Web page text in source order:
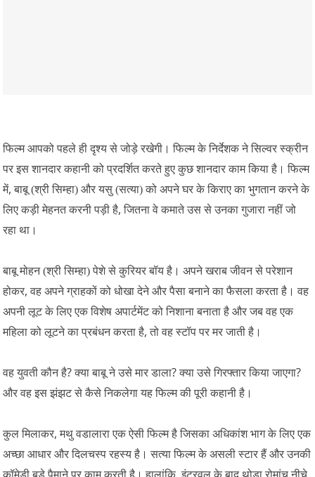
फिल्म आपको पहले ही दृश्य से जोड़े रखेगी। फिल्म के निर्देशक ने सिल्वर स्क्रीन
पर इस शानदार कहानी को प्रदर्शित करते हुए कुछ शानदार काम किया है। फिल्म
में,बाबू (श्री सिम्हा) और यसु (सत्या) को अपने घर के किराए का भुगतान करने के
लिए कड़ी मेहनत करनी पड़ी है,जितना वे कमाते उस से उनका गुजारा नहीं जो
रहा था।
बाबू मोहन (श्री सिम्हा) पेशे से कुरियर बॉय है। अपने खराब जीवन से परेशान
होकर,वह अपने ग्राहकों को धोखा देने और पैसा बनाने का फैसला करता है। वह
अपनी लूट के लिए एक विशेष अपार्टमेंट को निशाना बनाता है और जब वह एक
महिला को लूटने का प्रबंधन करता है,तो वह स्टॉप पर मर जाती है।
वह युवती कौन है?क्या बाबू ने उसे मार डाला?क्या उसे गिरफ्तार किया जाएगा?
और वह इस झंझट से कैसे निकलेगा यह फिल्म की पूरी कहानी है।
कुल मिलाकर,मथु वडालारा एक ऐसी फिल्म है जिसका अधिकांश भाग के लिए एक
अच्छा आधार और दिलचस्प रहस्य है। सत्या फिल्म के असली स्टार हैं और उनकी
कॉमेडी बड़े पैमाने पर काम करती है। हालांकि इंटरवल के बाद थोड़ा रोमांच नीचे